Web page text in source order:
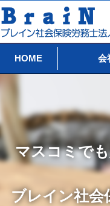
HOME 会
マスコミで
ブレイン社会